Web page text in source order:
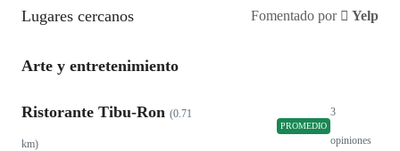
Lugares cercanos Fomentado por Yelp
Arte y entretenimiento
Ristorante Tibu-Ron (0.71
km)
PROMEDIO
3
opiniones